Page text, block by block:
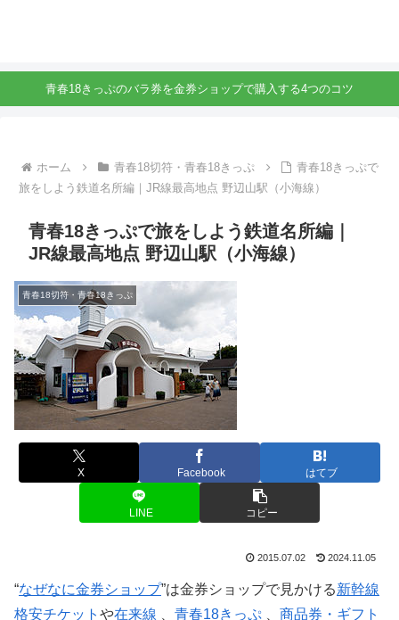
青春18きっぷのバラ券を金券ショップで購入する4つのコツ
ホーム 青春18切符・青春18きっぷ
青春18きっぷで
旅をしよう鉄道名所編｜JR線最高地点 野辺山駅（小海線）
青春18きっぷで旅をしよう鉄道名所編｜
JR線最高地点 野辺山駅（小海線）
青春18切符・青春18きっぷ
X Facebook はてブ
LINE コピー
2015.07.02 2024.11.05
“なぜなに金券ショップ”は金券ショップで見かける新幹線
格安チケット や在来線 青春18きっぷ
商品券・ギフト